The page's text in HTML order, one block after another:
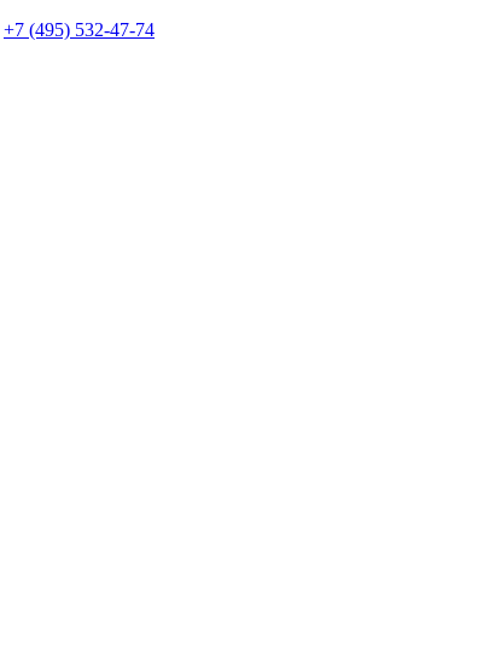
+7 (495) 532-47-74